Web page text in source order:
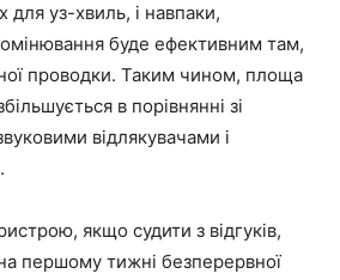
для уз-хвиль, і навпаки,
буде ефективним там,
проводки. Таким чином, площа
в порівнянні зі
відлякувачами і
якщо судити з відгуків,
першому тижні безперервної